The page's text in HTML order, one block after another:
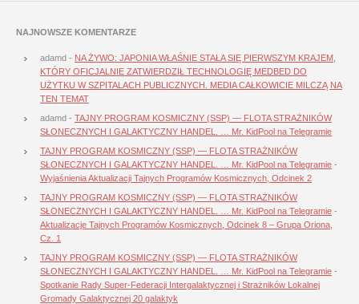
NAJNOWSZE KOMENTARZE
adamd - NA ŻYWO: JAPONIA WŁAŚNIE STAŁA SIĘ PIERWSZYM KRAJEM,
KTÓRY OFICJALNIE ZATWIERDZIŁ TECHNOLOGIĘ MEDBED DO
UŻYTKU W SZPITALACH PUBLICZNYCH. MEDIA CAŁKOWICIE MILCZĄ NA
TEN TEMAT
adamd - TAJNY PROGRAM KOSMICZNY (SSP) — FLOTA STRAŻNIKÓW
SŁONECZNYCH I GALAKTYCZNY HANDEL. … Mr. KidPool na Telegramie
TAJNY PROGRAM KOSMICZNY (SSP) — FLOTA STRAŻNIKÓW
SŁONECZNYCH I GALAKTYCZNY HANDEL. … Mr. KidPool na Telegramie -
Wyjaśnienia Aktualizacji Tajnych Programów Kosmicznych, Odcinek 2
TAJNY PROGRAM KOSMICZNY (SSP) — FLOTA STRAŻNIKÓW
SŁONECZNYCH I GALAKTYCZNY HANDEL. … Mr. KidPool na Telegramie -
Aktualizacje Tajnych Programów Kosmicznych, Odcinek 8 – Grupa Oriona,
Cz. 1
TAJNY PROGRAM KOSMICZNY (SSP) — FLOTA STRAŻNIKÓW
SŁONECZNYCH I GALAKTYCZNY HANDEL. … Mr. KidPool na Telegramie -
Spotkanie Rady Super-Federacji Intergalaktycznej i Strażników Lokalnej
Gromady Galaktycznej 20 galaktyk